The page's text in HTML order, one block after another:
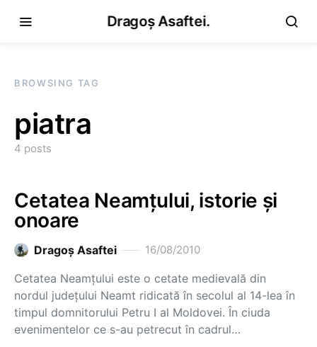
Dragoș Asaftei.
BROWSING TAG
piatra
4 posts
Cetatea Neamţului, istorie şi
onoare
Dragoş Asaftei 16/08/2010
Cetatea Neamţului este o cetate medievală din
nordul judeţului Neamt ridicată în secolul al 14-lea în
timpul domnitorului Petru I al Moldovei. În ciuda
evenimentelor ce s-au petrecut în cadrul…